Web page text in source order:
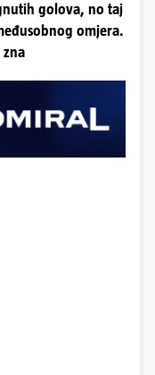
golova, no taj
omjera.
zna